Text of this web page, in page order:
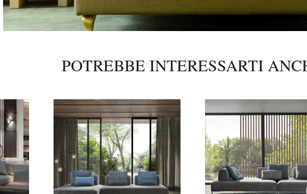
POTREBBE INTERESSARTI